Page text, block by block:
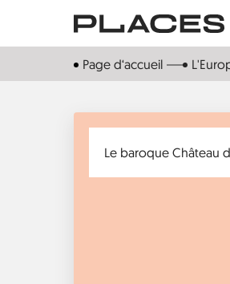
contenu
Page d‘accueil